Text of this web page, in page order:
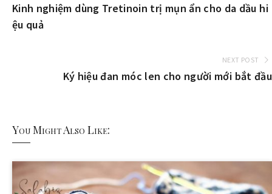
Kinh nghiệm dùng Tretinoin trị mụn ẩn cho da dầu hi
ệu quả
NEXT POST
Ký hiệu đan móc len cho người mới bắt đầu
You Might Also Like: